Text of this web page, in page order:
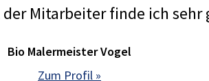
Mitarbeiter finde ich sehr
Bio Malermeister Vogel
Zum Profil »